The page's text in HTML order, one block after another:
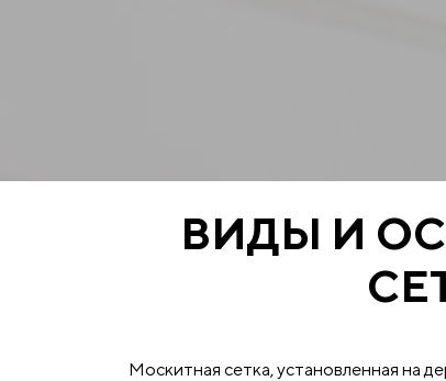
ВИДЫ И
Москитная сетка, установленная на